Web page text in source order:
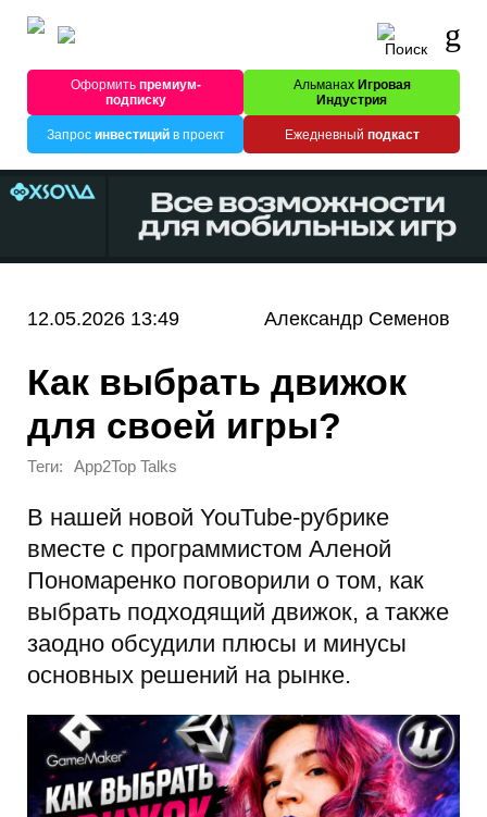
Оформитьпремиум-
подписку
Альманах Игровая
Индустрия
Запрос инвестицийв проект Ежедневный подкаст
12.05.2026 13:49 Александр Семенов
Как выбрать движок
для своей игры?
Теги: App2Top Talks
В нашей новой YouTube-рубрике
вместе с программистом Аленой
Пономаренко поговорили о том, как
выбрать подходящий движок, а также
заодно обсудили плюсы и минусы
основных решений на рынке.